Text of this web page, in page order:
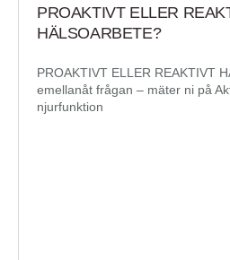
PROAKTIVT ELLER
HÄLSOARBETE?
PROAKTIVT ELLER REAKTIVT
emellanåt frågan – mäter ni på
njurfunktion